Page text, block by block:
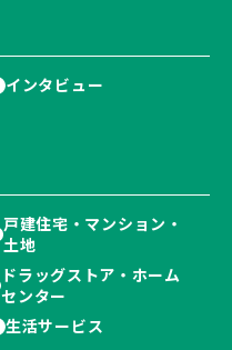
インタビュー
戸建住宅・マンション・
土地
ドラッグストア・ホーム
センター
生活サービス